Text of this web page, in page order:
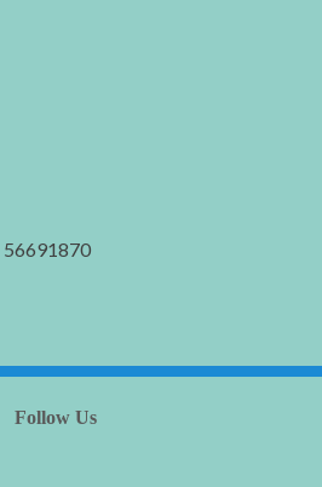
56691870
Follow Us